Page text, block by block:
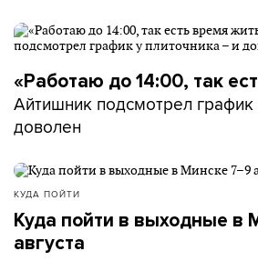
«Работаю до 14:00, так
Айтишник подсмотрел график
доволен
КУДА ПОЙТИ
Куда пойти в выходные в
августа